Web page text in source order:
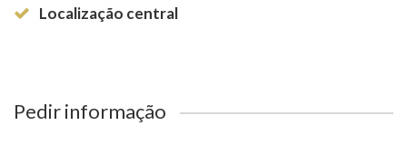
Localização central
Pedir informação